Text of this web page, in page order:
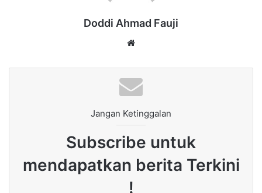
Doddi Ahmad Fauji
Jangan Ketinggalan
Subscribe untuk
mendapatkan berita Terkini
!